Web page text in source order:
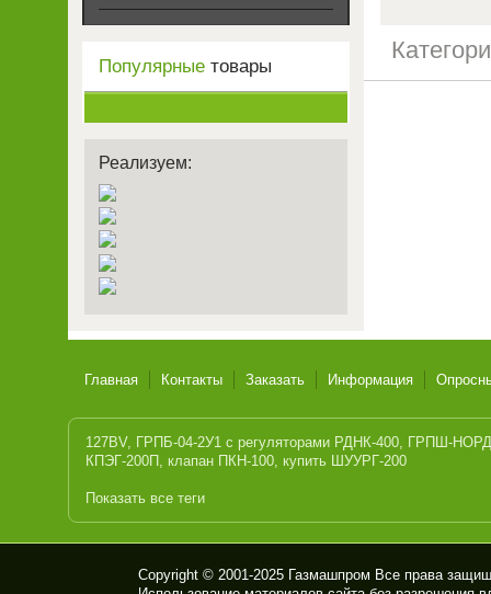
Популярные товары
Реализуем:
Главная Контакты Заказать Информация
127BV, ГРПБ-04-2У1 с регуляторами РДНК-400
ГРПШ-
КПЭГ-200П
,клапан ПКН-100 ,купить ШУУРГ-200
Показать все теги
Copyright © 2001-2025 Газмашпром Все права